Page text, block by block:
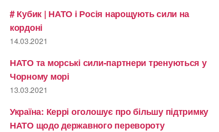
# Кубик | НАТО і Росія нарощують сили на
кордоні
14.03.2021
НАТО та морські сили-партнери тренуються у
Чорному морі
13.03.2021
Україна: Керрі оголошує про більшу підтримку
НАТО щодо державного перевороту